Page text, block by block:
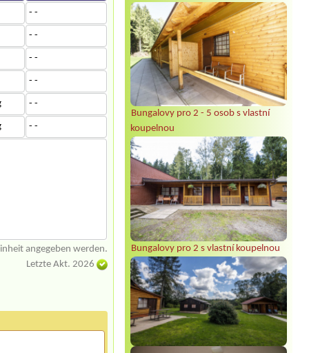
Bungalovy pro 2 - 5 osob s vlastní
koupelnou
Bungalovy pro 2 s vlastní koupelnou
- -
- -
- -
- -
- -
- -
angegeben werden.
Letzte Akt. 2026